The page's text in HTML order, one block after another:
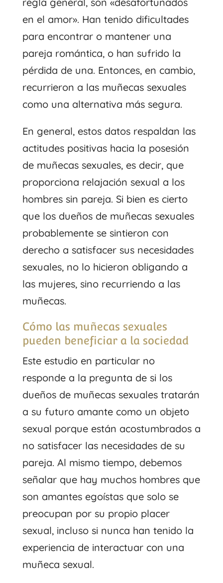
en el amor». Han tenido dificultades
para encontrar o mantener una
pareja romántica, o han sufrido la
pérdida de una. Entonces, en cambio,
recurrieron a las muñecas sexuales
como una alternativa más segura.
En general, estos datos respaldan las
actitudes positivas hacia la posesión
de muñecas sexuales, es decir, que
proporciona relajación sexual a los
hombres sin pareja. Si bien es cierto
que los dueños de muñecas sexuales
probablemente se sintieron con
derecho a satisfacer sus necesidades
sexuales, no lo hicieron obligando a
las mujeres, sino recurriendo a las
muñecas.
Cómo las muñecas sexuales
pueden beneficiar a la sociedad
Este estudio en particular no
responde a la pregunta de si los
dueños de muñecas sexuales tratarán
a su futuro amante como un objeto
sexual porque están acostumbrados a
no satisfacer las necesidades de su
pareja. Al mismo tiempo, debemos
señalar que hay muchos hombres que
son amantes egoístas que solo se
preocupan por su propio placer
sexual, incluso si nunca han tenido la
experiencia de interactuar con una
muñeca sexual.